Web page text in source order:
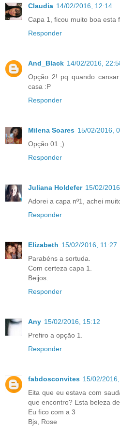
Claudia 14/02/2016, 12:14
Capa 1, ficou muito boa esta
Responder
And_Black 14/02/2016,
Opção 2! pq quando
casa :P
Responder
Milena Soares 15/02/2016,
Opção 01 ;)
Responder
Juliana Holdefer 15/02/
Adorei a capa nº1, achei
Responder
Elizabeth 15/02/2016, 11:27
Parabéns a sortuda.
Com certeza capa 1.
Beijos.
Responder
Any 15/02/2016, 15:12
Prefiro a opção 1.
Responder
fabdosconvites 15/02/
Eita que eu estava com
que encontro? Esta beleza
Eu fico com a 3
Bjs, Rose